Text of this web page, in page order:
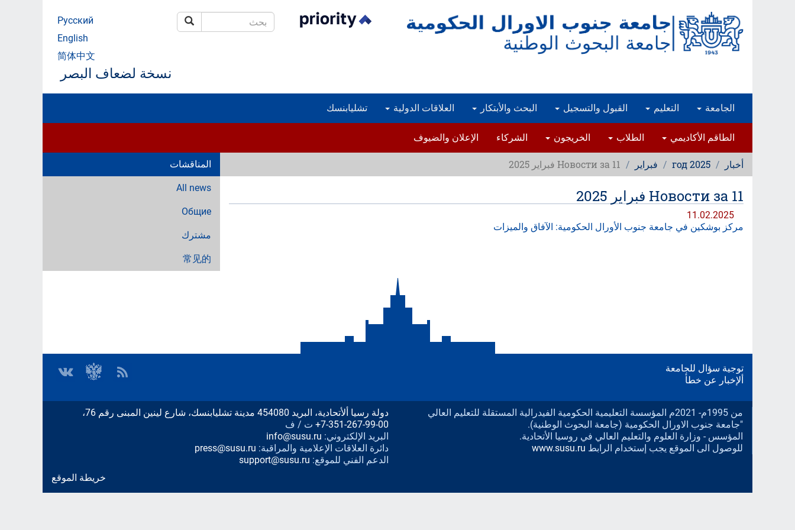
بحث
Русский
English
简体中文
نسخة لضعاف البصر
الجامعة التعليم القبول والتسجيل البحث والأبتكار العلاقات الدولية تشليابنسك
الطاقم الأكاديمي الطلاب الخريجون الشركاء الإعلان والضيوف
أخبار 2025 год فبراير Новости за 11 فبراير 2025
Новости за 11 فبراير 2025
11.02.2025
مركز بوشكين في جامعة جنوب الأورال الحكومية: الآفاق والميزات
المناقشات
All news
Общие
مشترك
常见的
توجية سؤال للجامعة
ألإخبار عن خطأ
من 1995م- 2021م المؤسسة التعليمية الحكومية الفيدرالية المستقلة للتعليم العالي
"جامعة جنوب الاورال الحكومية (جامعة البحوث الوطنية).
المؤسس - وزارة العلوم والتعليم العالي في روسيا الأتحادية.
للوصول الى الموقع يجب إستخدام الرابط www.susu.ru
دولة رسيا ألأتحادية، البريد 454080 مدينة تشليابنسك، شارع لينين المبنى رقم 76،
+7-351-267-99-00 ت / ف
البريد الإلكتروني: info@susu.ru
دائرة العلاقات الإعلامية والمراقبة: press@susu.ru
الدعم الفني للموقع: support@susu.ru
خريطة الموقع